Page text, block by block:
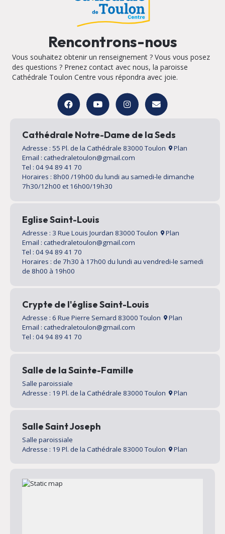
Rencontrons-nous
Vous souhaitez obtenir un renseignement ? Vous vous posez
des questions ? Prenez contact avec nous, la paroisse
Cathédrale Toulon Centre vous répondra avec joie.
Cathédrale Notre-Dame de la Seds
Adresse : 55 Pl. de la Cathédrale 83000 Toulon
Plan
Email : cathedraletoulon@gmail.com
Tel : 04 94 89 41 70
Horaires : 8h00 /19h00 du lundi au samedi-le dimanche
7h30/12h00 et 16h00/19h30
Eglise Saint-Louis
Adresse : 3 Rue Louis Jourdan 83000 Toulon
Plan
Email : cathedraletoulon@gmail.com
Tel : 04 94 89 41 70
Horaires : de 7h30 à 17h00 du lundi au vendredi-le samedi
de 8h00 à 19h00
Crypte de l'église Saint-Louis
Adresse : 6 Rue Pierre Semard 83000 Toulon
Plan
Email : cathedraletoulon@gmail.com
Tel : 04 94 89 41 70
Salle de la Sainte-Famille
Salle paroissiale
Adresse : 19 Pl. de la Cathédrale 83000 Toulon
Plan
Salle Saint Joseph
Salle paroissiale
Adresse : 19 Pl. de la Cathédrale 83000 Toulon
Plan